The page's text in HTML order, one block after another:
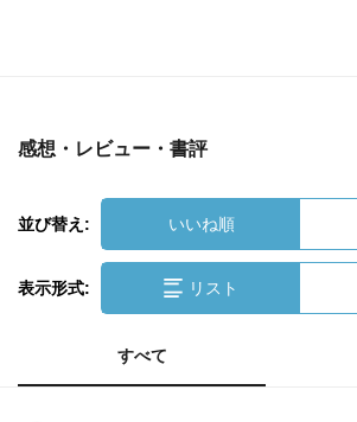
感想・レビュー・書評
並び替え: いいね順
表示形式: リスト
すべて